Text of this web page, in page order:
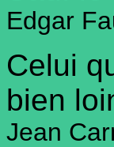
Edgar
Celui
bien
Jean